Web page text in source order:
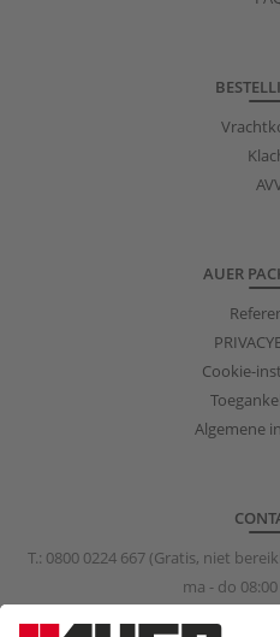
AUER
Cookie-
Algemene
T.: 0800 0224 667 (Gratis, niet
ma - do